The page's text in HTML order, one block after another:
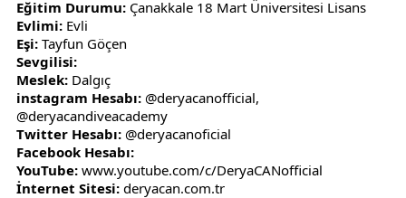
Eğitim Durumu: Çanakkale 18 Mart Üniversitesi Lisans
Evlimi: Evli
Eşi: Tayfun Göçen
Sevgilisi:
Meslek: Dalgıç
instagram Hesabı: @deryacanofficial,
@deryacandiveacademy
Twitter Hesabı: @deryacanoficial
Facebook Hesabı:
YouTube: www.youtube.com/c/DeryaCANofficial
İnternet Sitesi: deryacan.com.tr